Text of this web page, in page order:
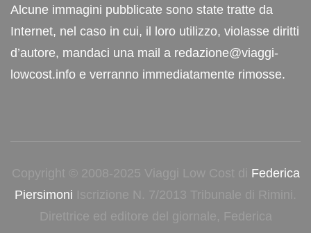
Alcune immagini pubblicate sono state tratte da
Internet, nel caso in cui, il loro utilizzo, violasse diritti
d’autore, mandaci una mail a redazione@viaggi-
lowcost.info e verranno immediatamente rimosse.
Copyright © 2008-2025 Viaggi Low Cost di Federica
Piersimoni Iscrizione N. 7/2013 Tribunale di Rimini.
Direttrice ed editore del giornale, Federica